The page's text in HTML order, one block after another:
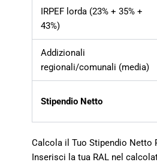
IRPEF lorda (23% + 35% +
43%)
Addizionali
regionali/comunali (media)
Stipendio Netto
Calcola il Tuo Stipendio Netto
Inserisci la tua RAL nel